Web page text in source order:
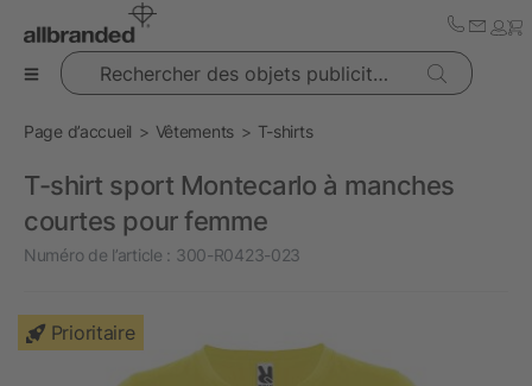
Rechercher des objets publicitaires
Page d’accueil Vêtements T-shirts
T-shirt sport Montecarlo à manches
courtes pour femme
Numéro de l’article : 300-R0423-023
Prioritaire